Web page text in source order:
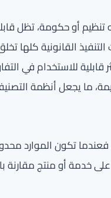
أو حكومة، تظل
القانونية كلها
للاستخدام في
ما يجعل أنظمة
تكون الموارد
خدمة أو منتج مقارنة